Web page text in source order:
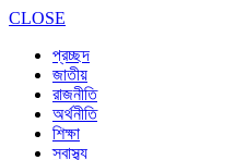
CLOSE
প্রচ্ছদ
জাতীয়
রাজনীতি
অর্থনীতি
শিক্ষা
স্বাস্থ্য